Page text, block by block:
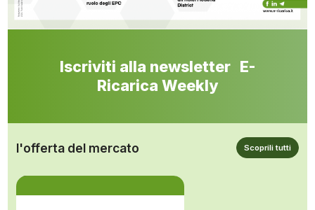
Iscriviti alla newsletter E-
Ricarica Weekly
l'offerta del mercato Scoprili tutti